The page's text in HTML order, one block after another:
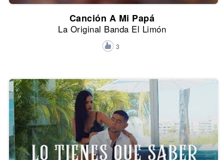
Canción A Mi Papá
La Original Banda El Limón
3